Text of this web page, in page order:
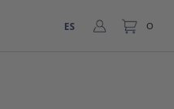
ES 0